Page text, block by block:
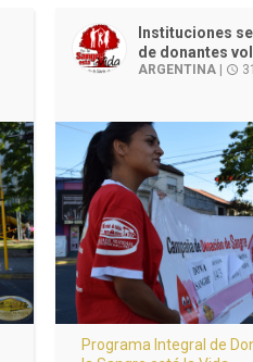
Instituciones
de donantes
ARGENTINA access_time
Programa Integral de